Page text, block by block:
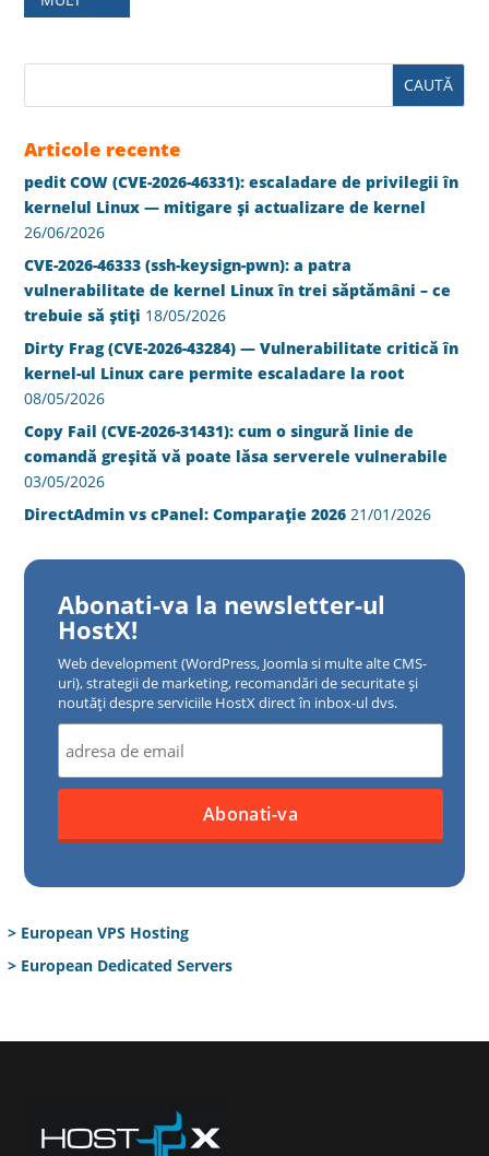
Articole recente
pedit COW (CVE-2026-46331): escaladare de privilegii în
kernelul Linux — mitigare și actualizare de kernel
26/06/2026
CVE-2026-46333 (ssh-keysign-pwn): a patra
vulnerabilitate de kernel Linux în trei săptămâni – ce
trebuie să știți 18/05/2026
Dirty Frag (CVE-2026-43284) — Vulnerabilitate critică în
kernel-ul Linux care permite escaladare la root
08/05/2026
Copy Fail (CVE-2026-31431): cum o singură linie de
comandă greșită vă poate lăsa serverele vulnerabile
03/05/2026
DirectAdmin vs cPanel: Comparație 2026 21/01/2026
Abonati-va la newsletter-ul
HostX!
Web development (WordPress, Joomla si multe alte CMS-
uri), strategii de marketing, recomandări de securitate și
noutăți despre serviciile HostX direct în inbox-ul dvs.
> European VPS Hosting
> European Dedicated Servers